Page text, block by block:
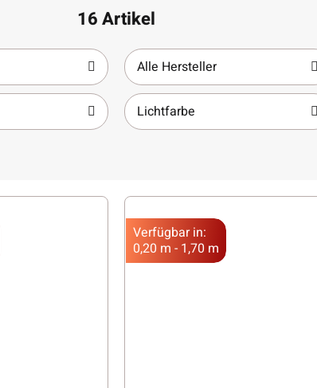
16 Artikel
Alle Hersteller
Lichtfarbe
Verfügbar in:
0,20 m - 1,70 m